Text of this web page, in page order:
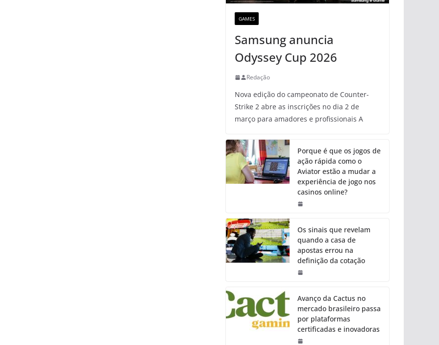
GAMES
Samsung anuncia
Odyssey Cup 2026
Redação
Nova edição do campeonato de Counter-
Strike 2 abre as inscrições no dia 2 de
março para amadores e profissionais A
Porque é que os jogos de
ação rápida como o
Aviator estão a mudar a
experiência de jogo nos
casinos online?
Os sinais que revelam
quando a casa de
apostas errou na
definição da cotação
Avanço da Cactus no
mercado brasileiro passa
por plataformas
certificadas e inovadoras